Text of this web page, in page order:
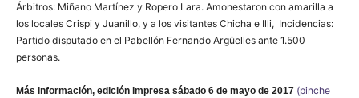
Árbitros: Miñano Martínez y Ropero Lara. Amonestaron con amarilla a
los locales Crispi y Juanillo, y a los visitantes Chicha e Illi, Incidencias:
Partido disputado en el Pabellón Fernando Argüelles ante 1.500
personas.
Más información, edición impresa sábado 6 de mayo de 2017 (pinche